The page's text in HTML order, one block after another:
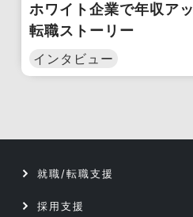
ホワイト企業で年収ア
転職ストーリー
インタビュー
就職/転職支援
採用支援